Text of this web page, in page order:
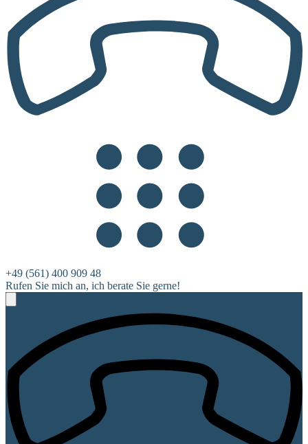
+49 (561) 400 909 48
Rufen Sie mich an, ich berate Sie gerne!